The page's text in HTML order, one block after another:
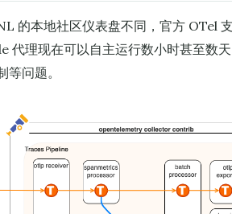
的本地社区仪表盘不同，官方 OTel
代理现在可以自主运行数小时甚至数
等问题。